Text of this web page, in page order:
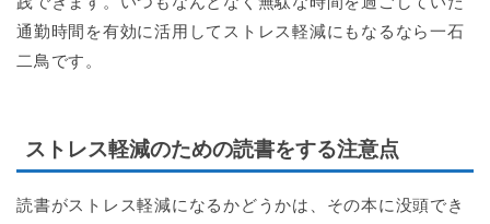
通勤時間を有効に活用してストレス軽減にもなるなら一石
二鳥です。
ストレス軽減のための読書をする注意点
読書がストレス軽減になるかどうかは、その本に没頭でき